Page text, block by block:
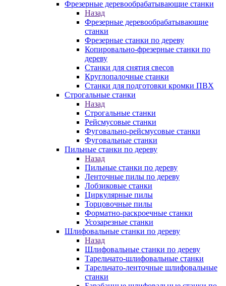
Фрезерные деревообрабатывающие станки
Назад
Фрезерные деревообрабатывающие
станки
Фрезерные станки по дереву
Копировально-фрезерные станки по
дереву
Станки для снятия свесов
Круглопалочные станки
Станки для подготовки кромки ПВХ
Строгальные станки
Назад
Строгальные станки
Рейсмусовые станки
Фуговально-рейсмусовые станки
Фуговальные станки
Пильные станки по дереву
Назад
Пильные станки по дереву
Ленточные пилы по дереву
Лобзиковые станки
Циркулярные пилы
Торцовочные пилы
Форматно-раскроечные станки
Усозарезные станки
Шлифовальные станки по дереву
Назад
Шлифовальные станки по дереву
Тарельчато-шлифовальные станки
Тарельчато-ленточные шлифовальные
станки